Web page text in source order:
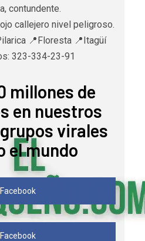
contundente.
callejero nivel peligroso.
📍Floresta 📍Itagüí
323-334-23-91
millones de
en nuestros
virales
el mundo
Facebook
Facebook